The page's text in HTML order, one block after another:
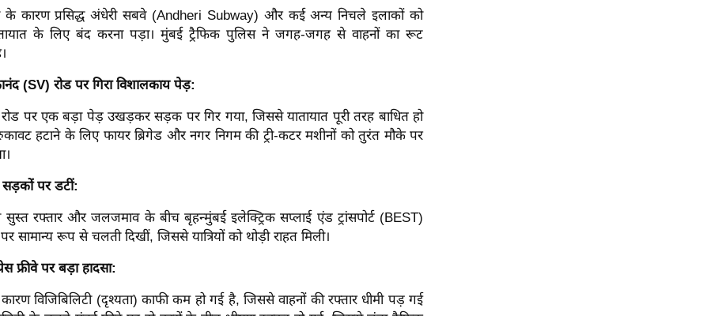
के कारण प्रसिद्ध अंधेरी सबवे (Andheri Subway) और कई अन्य निचले इलाकों को
के लिए बंद करना पड़ा। मुंबई ट्रैफिक पुलिस ने जगह-जगह से वाहनों का रूट
(SV) रोड पर गिरा विशालकाय पेड़:
पर एक बड़ा पेड़ उखड़कर सड़क पर गिर गया, जिससे यातायात पूरी तरह बाधित हो
हटाने के लिए फायर ब्रिगेड और नगर निगम की ट्री-कटर मशीनों को तुरंत मौके पर
पर डटीं:
सुस्त रफ्तार और जलजमाव के बीच बृहन्मुंबई इलेक्ट्रिक सप्लाई एंड ट्रांसपोर्ट (BEST)
सामान्य रूप से चलती दिखीं, जिससे यात्रियों को थोड़ी राहत मिली।
फ्रीवे पर बड़ा हादसा:
कारण विजिबिलिटी (दृश्यता) काफी कम हो गई है, जिससे वाहनों की रफ्तार धीमी पड़ गई